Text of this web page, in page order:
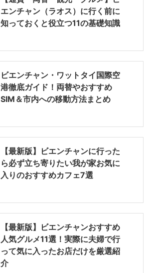
エンチャン（ラオス）に行く前に
知っておくと役立つ11の基礎知識
ビエンチャン・ワットタイ国際空
港徹底ガイド！両替やおすすめ
SIM＆市内への移動方法まとめ
【最新版】ビエンチャンに行った
ら必ず立ち寄りたい我が家お気に
入りのおすすめカフェ7選
【最新版】ビエンチャンおすすめ
人気グルメ11選！実際に夫婦で行
って気に入ったお店だけを厳選紹
介